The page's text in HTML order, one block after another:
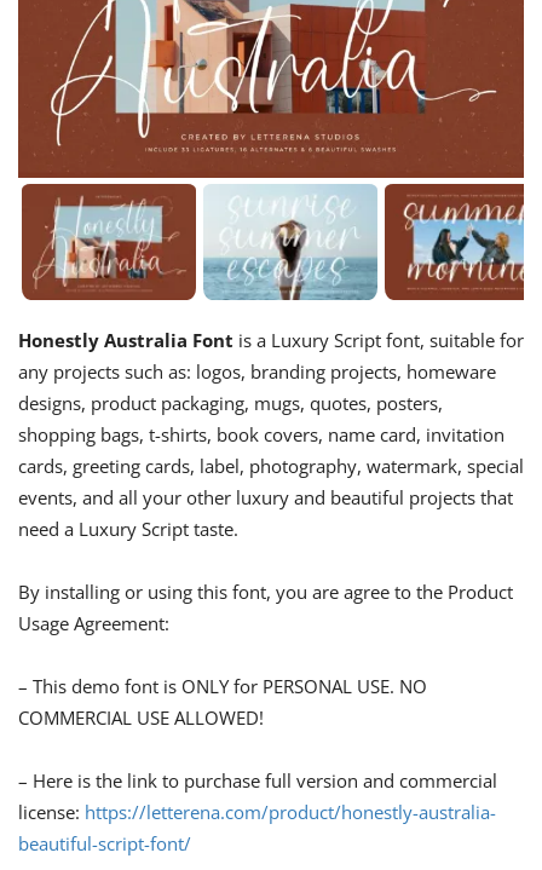
Honestly Australia Font is a Luxury Script font, suitable for
any projects such as: logos, branding projects, homeware
designs, product packaging, mugs, quotes, posters,
shopping bags, t-shirts, book covers, name card, invitation
cards, greeting cards, label, photography, watermark, special
events, and all your other luxury and beautiful projects that
need a Luxury Script taste.
By installing or using this font, you are agree to the Product
Usage Agreement:
– This demo font is ONLY for PERSONAL USE. NO
COMMERCIAL USE ALLOWED!
– Here is the link to purchase full version and commercial
license: https://letterena.com/product/honestly-australia-
beautiful-script-font/